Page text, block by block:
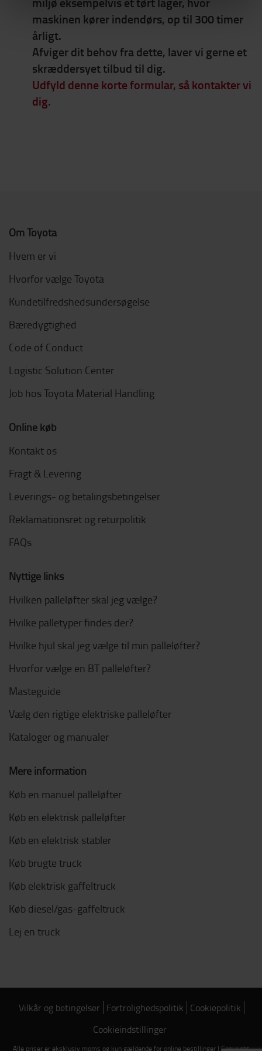
maskinen kører indendørs, op til 300 timer
årligt.
Afviger dit behov fra dette, laver vi gerne et
skræddersyet tilbud til dig.
Udfyld denne korte formular, så kontakter vi
dig.
Om Toyota
Hvem er vi
Hvorfor vælge Toyota
Kundetilfredshedsundersøgelse
Bæredygtighed
Code of Conduct
Logistic Solution Center
Job hos Toyota Material Handling
Online køb
Kontakt os
Fragt & Levering
Leverings- og betalingsbetingelser
Reklamationsret og returpolitik
FAQs
Nyttige links
Hvilken palleløfter skal jeg vælge?
Hvilke palletyper findes der?
Hvilke hjul skal jeg vælge til min palleløfter?
Hvorfor vælge en BT palleløfter?
Masteguide
Vælg den rigtige elektriske palleløfter
Kataloger og manualer
Mere information
Køb en manuel palleløfter
Køb en elektrisk palleløfter
Køb en elektrisk stabler
Køb brugte truck
Køb elektrisk gaffeltruck
Køb diesel/gas-gaffeltruck
Lej en truck
Vilkår og betingelser Fortrolighedspolitik Cookiepolitik
Cookieindstillinger
Alle priser er eksklusiv moms og kun gældende for online bestillinger | Copyright